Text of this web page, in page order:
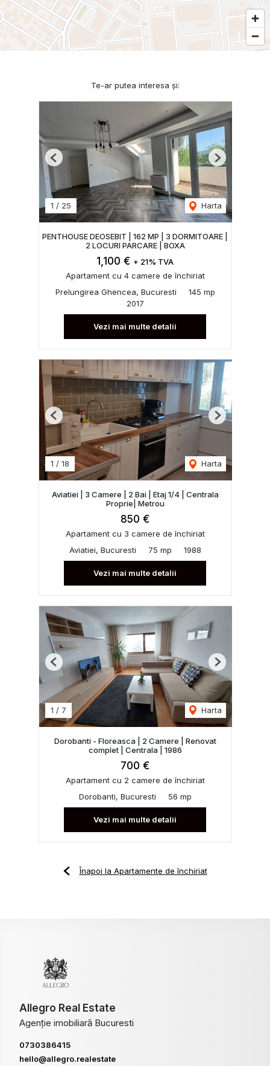
Te-ar putea interesa și:
1 / 25 Harta
Previous Next
PENTHOUSE DEOSEBIT | 162 MP | 3 DORMITOARE |
2 LOCURI PARCARE | BOXA
1,100 € + 21% TVA
Apartament cu 4 camere de închiriat
Prelungirea Ghencea, Bucuresti
145 mp
2017
Vezi mai multe detalii
1 / 18 Harta
Previous Next
Aviatiei | 3 Camere | 2 Bai | Etaj 1/4 | Centrala
Proprie| Metrou
850 €
Apartament cu 3 camere de închiriat
Aviatiei, Bucuresti
75 mp 1988
Vezi mai multe detalii
1 / 7 Harta
Previous Next
Dorobanti - Floreasca | 2 Camere | Renovat
complet | Centrala | 1986
700 €
Apartament cu 2 camere de închiriat
Dorobanti, Bucuresti
56 mp
Vezi mai multe detalii
Înapoi la Apartamente de închiriat
Allegro Real Estate
Agenție imobiliară Bucuresti
0730386415
hello@allegro.realestate